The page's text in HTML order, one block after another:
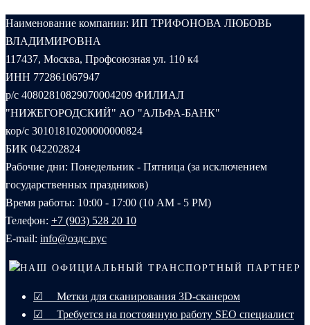
Наименование компании: ИП ТРИФОНОВА ЛЮБОВЬ
ВЛАДИМИРОВНА
117437, Москва, Профсоюзная ул. 110 к4
ИНН 772861067947
р/с 40802810829070004209 ФИЛИАЛ
"НИЖЕГОРОДСКИЙ" АО "АЛЬФА-БАНК"
кор/с 30101810200000000824
БИК 042202824
Рабочие дни: Понедельник - Пятница (за исключением
государственных праздников)
Время работы: 10:00 - 17:00 (10 AM - 5 PM)
Телефон: +7 (903) 528 20 10‬
E-mail: info@оздс.рус
НАШ ОФИЦИАЛЬНЫЙ ТРАНСПОРТНЫЙ ПАРТНЕР
☑ Метки для сканирования 3D-сканером
☑ Требуется на постоянную работу SEO специалист